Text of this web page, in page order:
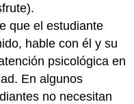
que el estudiante
hable con él y su
psicológica en
En algunos
no necesitan